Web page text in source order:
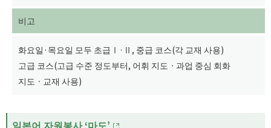
비고
화요일·목요일 모두 초급Ⅰ·Ⅱ, 중급 코스(각 교재 사용)
고급 코스(고급 수준 정도부터, 어휘 지도ㆍ과업 중심 회화
지도ㆍ교재 사용)
일본어 자원봉사 ‘마도’